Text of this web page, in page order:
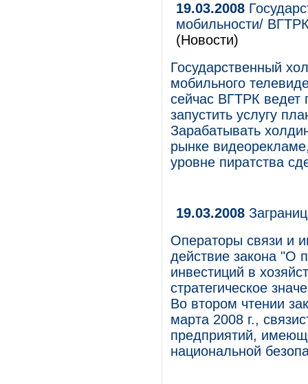
19.03.2008
мобильности/
(Новости)
Государственный
мобильного
сейчас ВГТРК ведет
запустить услугу
Зарабатывать
рынке
уровне пиратства
19.03.2008
Операторы связи и
действие закона "О
инвестиций в
стратегическое
Во втором чтении
марта 2008 г.,
предприятий,
национальной